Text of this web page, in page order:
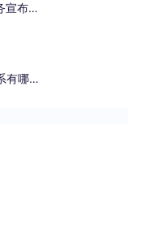
贵州遵义最大城投逾155亿元债务宣布重组
银行汇票和银行本票的区别和联系有哪些（一文读懂支票、本票和汇票的区别）